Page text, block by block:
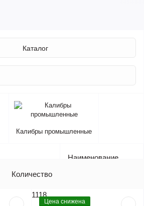
Каталог
Калибры промышленные
Наименование
Количество
1118
Цена снижена